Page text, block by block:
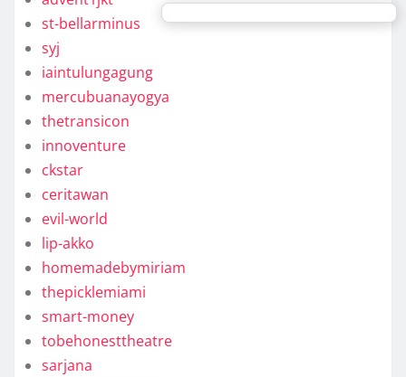
st-bellarminus
syj
iaintulungagung
mercubuanayogya
thetransicon
innoventure
ckstar
ceritawan
evil-world
lip-akko
homemadebymiriam
thepicklemiami
smart-money
tobehonesttheatre
sarjana